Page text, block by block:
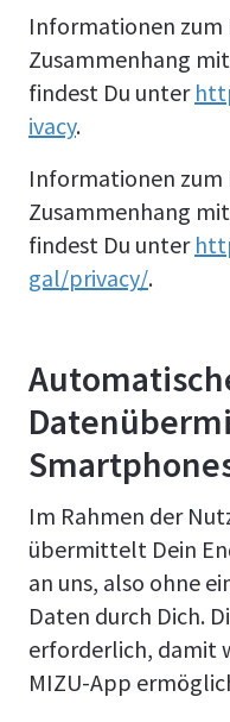
Informationen zum
Zusammenhang
findest Du unter
ivacy.
Informationen zum
Zusammenhang
findest Du unter
gal/privacy/.
Im Rahmen der
übermittelt Dein
an uns, also ohne
Daten durch Dich.
erforderlich, damit
MIZU-App